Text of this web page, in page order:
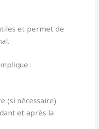
et permet de
:
(si nécessaire)
et après la